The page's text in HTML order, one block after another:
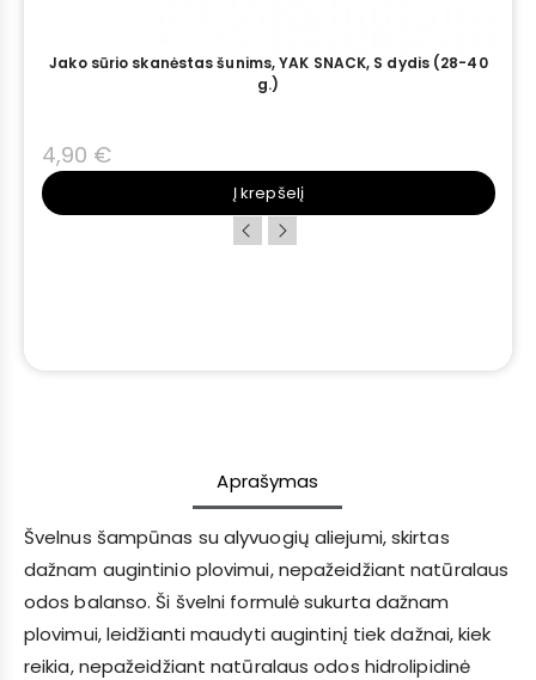
Jako sūrio skanėstas šunims, YAK SNACK, S dydis (28-40
g.)
4,90 €
Į krepšelį
Aprašymas
Švelnus šampūnas su alyvuogių aliejumi, skirtas
dažnam augintinio plovimui, nepažeidžiant natūralaus
odos balanso. Ši švelni formulė sukurta dažnam
plovimui, leidžianti maudyti augintinį tiek dažnai, kiek
reikia, nepažeidžiant natūralaus odos hidrolipidinė